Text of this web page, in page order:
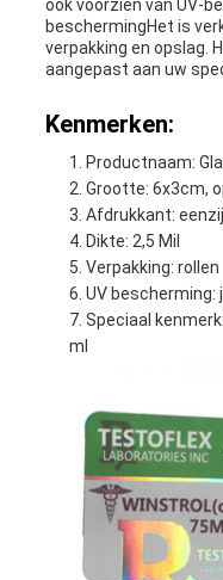
ook voorzien van UV-
beschermingHet is
verpakking en opslag.
aangepast aan uw
Kenmerken:
Productnaam:
Grootte: 6x3cm,
Afdrukkant:
Dikte: 2,5 Mil
Verpakking: rollen
UV bescherming:
Speciaal
ml